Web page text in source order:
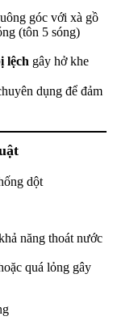
góc với xà gồ
(tôn 5 sóng)
lệch gây hở khe
dụng để đảm
dột
năng thoát nước
quá lỏng gây